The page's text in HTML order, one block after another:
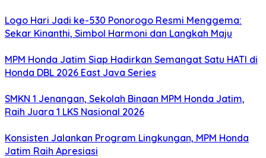
Logo Hari Jadi ke-530 Ponorogo Resmi Menggema:
Sekar Kinanthi, Simbol Harmoni dan Langkah Maju
MPM Honda Jatim Siap Hadirkan Semangat Satu HATI di
Honda DBL 2026 East Java Series
SMKN 1 Jenangan, Sekolah Binaan MPM Honda Jatim,
Raih Juara 1 LKS Nasional 2026
Konsisten Jalankan Program Lingkungan, MPM Honda
Jatim Raih Apresiasi